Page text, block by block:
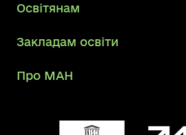
Освітянам
Закладам освіти
Про МАН